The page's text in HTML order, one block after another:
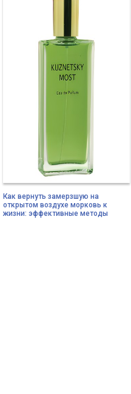
Как вернуть замерзшую на
открытом воздухе морковь к
жизни: эффективные методы